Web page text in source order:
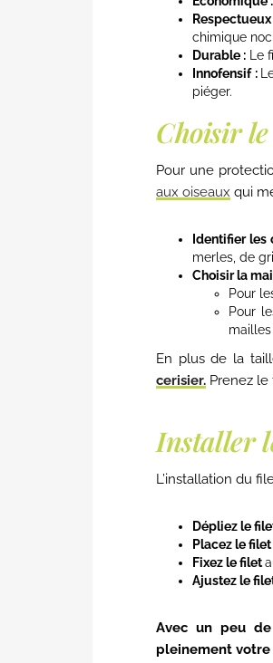
chimique
Durable : Le
Innofensif :
piéger.
Choisir
Pour une
aux oiseaux qui
Identifier les
merles, de
Choisir la
Pour
Pour
En plus de la
cerisier. Prenez
Installer
L’installation du
Dépliez le
Placez le filet
Fixez le filet
Ajustez le
Avec un peu
pleinement votre